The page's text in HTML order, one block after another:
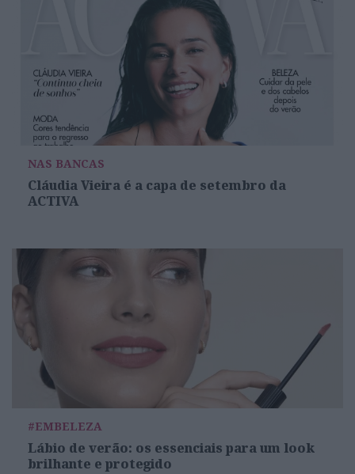
NAS BANCAS
Cláudia Vieira é a capa de setembro da
ACTIVA
#EMBELEZA
Lábio de verão: os essenciais para um look
brilhante e protegido